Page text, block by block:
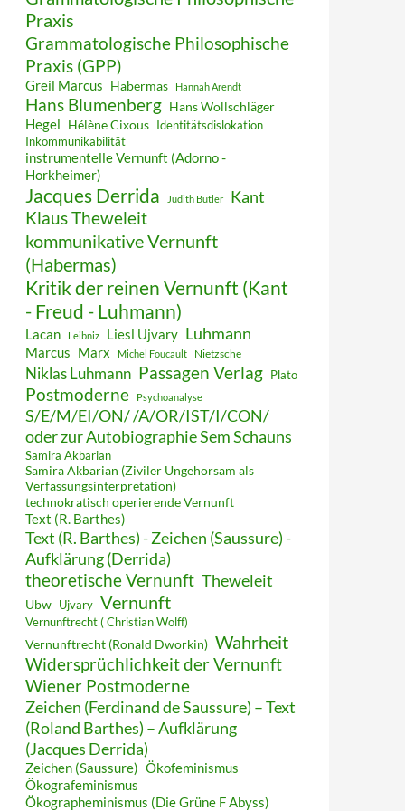
Praxis
Grammatologische Philosophische
Praxis (GPP)
Greil Marcus Habermas Hannah Arendt
Hans Blumenberg Hans Wollschläger
Hegel Hélène Cixous Identitätsdislokation
Inkommunikabilität
instrumentelle Vernunft (Adorno -
Horkheimer)
Jacques Derrida Judith Butler Kant
Klaus Theweleit
kommunikative Vernunft
(Habermas)
Kritik der reinen Vernunft (Kant
- Freud - Luhmann)
Lacan Leibniz Liesl Ujvary Luhmann
Marcus Marx Michel Foucault Nietzsche
Niklas Luhmann Passagen Verlag Plato
Postmoderne Psychoanalyse
S/E/M/EI/ON/ /A/OR/IST/I/CON/
oder zur Autobiographie Sem Schauns
Samira Akbarian
Samira Akbarian (Ziviler Ungehorsam als
Verfassungsinterpretation)
technokratisch operierende Vernunft
Text (R. Barthes)
Text (R. Barthes) - Zeichen (Saussure) -
Aufklärung (Derrida)
theoretische Vernunft Theweleit
Ubw Ujvary Vernunft
Vernunftrecht ( Christian Wolff)
Vernunftrecht (Ronald Dworkin) Wahrheit
Widersprüchlichkeit der Vernunft
Wiener Postmoderne
Zeichen (Ferdinand de Saussure) – Text
(Roland Barthes) – Aufklärung
(Jacques Derrida)
Zeichen (Saussure) Ökofeminismus
Ökografeminismus
Ökographeminismus (Die Grüne F Abyss)